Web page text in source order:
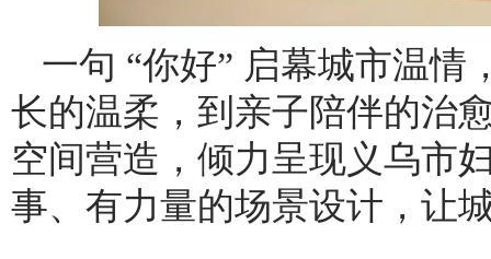
一句 “你好” 启幕城市温情
长的温柔，到亲子陪伴的治
空间营造，倾力呈现义乌市
事、有力量的场景设计，让